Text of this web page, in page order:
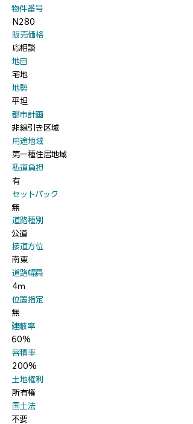
​物件番号
N280
​販売価格
応相談
​地目
宅地
​地勢
平坦
​都市計画
非線引き区域
​用途地域
第一種住居地域
​私道負担
有
​セットバック
無
​道路種別
公道
​接道方位
南東
​道路幅員
4ｍ
​位置指定
無
​建蔽率
60%
​容積率
200%
​土地権利
所有権
​国土法
不要